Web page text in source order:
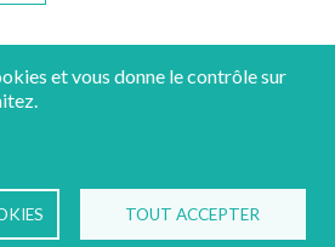
et vous donne le contrôle sur
TOUT ACCEPTER
Protection des données
- 2022